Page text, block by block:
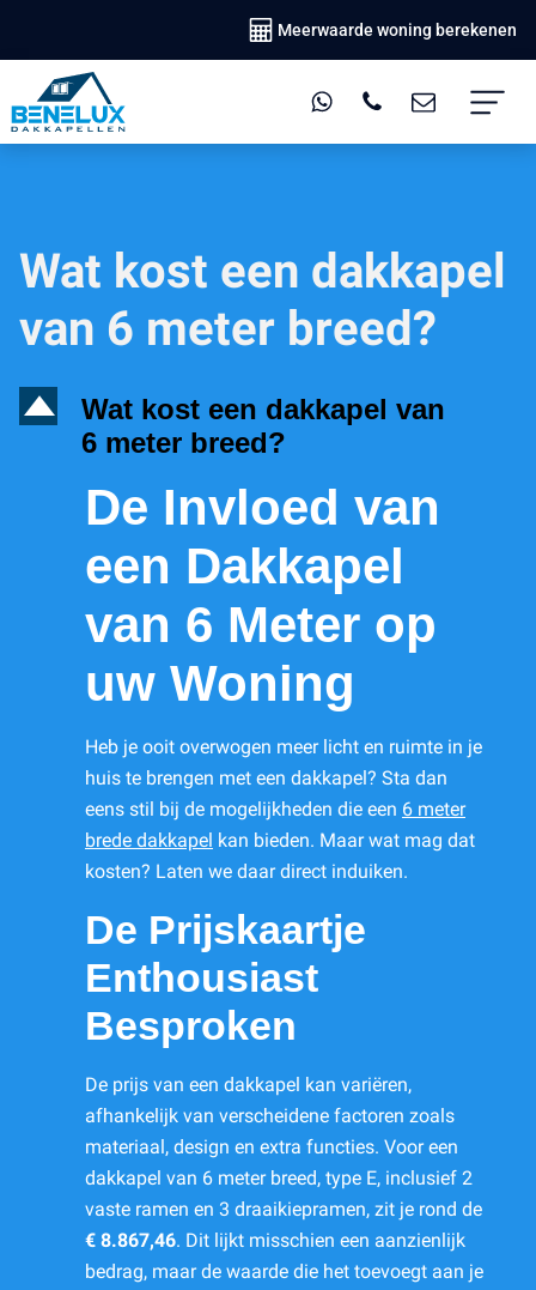
Meerwaarde woning berekenen
Wat kost een dakkapel
van 6 meter breed?
D
Wat kost een dakkapel van
6 meter breed?
De Invloed van
een Dakkapel
van 6 Meter op
uw Woning
Heb je ooit overwogen meer licht en ruimte in je
huis te brengen met een dakkapel? Sta dan
eens stil bij de mogelijkheden die een 6 meter
brede dakkapel kan bieden. Maar wat mag dat
kosten? Laten we daar direct induiken.
De Prijskaartje
Enthousiast
Besproken
De prijs van een dakkapel kan variëren,
afhankelijk van verscheidene factoren zoals
materiaal, design en extra functies. Voor een
dakkapel van 6 meter breed, type E, inclusief 2
vaste ramen en 3 draaikiepramen, zit je rond de
€ 8.867,46. Dit lijkt misschien een aanzienlijk
bedrag, maar de waarde die het toevoegt aan je